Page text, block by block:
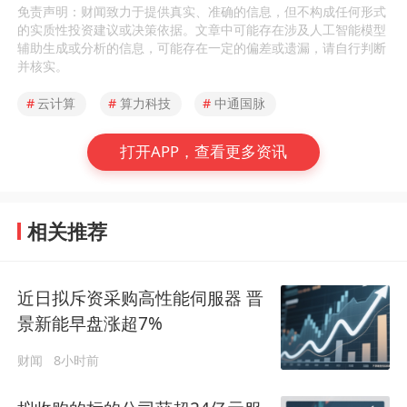
免责声明：财闻致力于提供真实、准确的信息，但不构成任何形式
的实质性投资建议或决策依据。文章中可能存在涉及人工智能模型
辅助生成或分析的信息，可能存在一定的偏差或遗漏，请自行判断
并核实。
#云计算 # 算力科技 # 中通国脉
打开APP，查看更多资讯
相关推荐
近日拟斥资采购高性能伺服器 晋
景新能早盘涨超7%
财闻 8小时前